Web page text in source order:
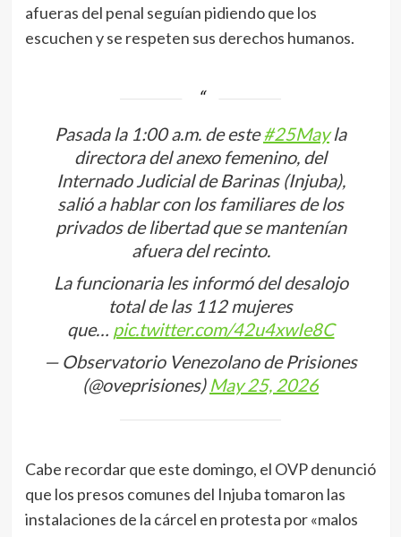
afueras del penal seguían pidiendo que los
escuchen y se respeten sus derechos humanos.
Pasada la 1:00 a.m. de este#25Mayla
directora del anexo femenino, del
Internado Judicial de Barinas (Injuba),
salió a hablar con los familiares de los
privados de libertad que se mantenían
afuera del recinto.
La funcionaria les informó del desalojo
total de las 112 mujeres
que… pic.twitter.com/42u4xwIe8C
— Observatorio Venezolano de Prisiones
(@oveprisiones) May 25, 2026
Cabe recordar que este domingo, el OVP denunció
que los presos comunes del Injuba tomaron las
instalaciones de la cárcel en protesta por «malos